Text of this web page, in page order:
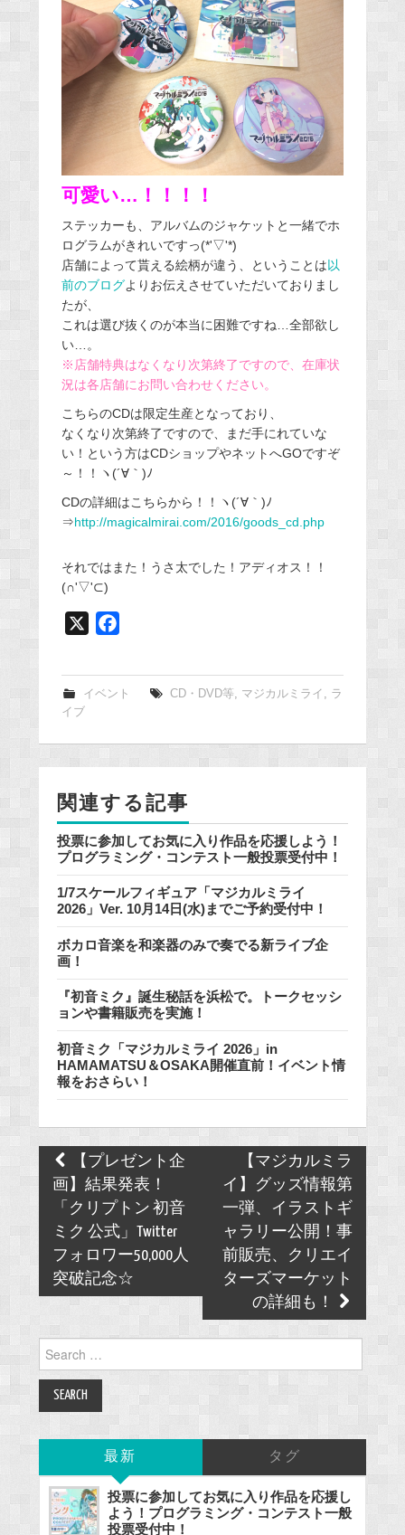
可愛い…！！！！
ステッカーも、アルバムのジャケットと一緒でホ
ログラムがきれいですっ(*'▽'*)
店舗によって貰える絵柄が違う、ということは以
前のブログよりお伝えさせていただいておりまし
たが、
これは選び抜くのが本当に困難ですね…全部欲し
い…。
※店舗特典はなくなり次第終了ですので、在庫状
況は各店舗にお問い合わせください。
こちらのCDは限定生産となっており、
なくなり次第終了ですので、まだ手にれていな
い！という方はCDショップやネットへGOですぞ
～！！ヽ(´∀｀)ﾉ
CDの詳細はこちらから！！ヽ(´∀｀)ﾉ
⇒http://magicalmirai.com/2016/goods_cd.php
それではまた！うさ太でした！アディオス！！
(∩'▽'⊂)
e
o
o
イベント CD・DVD等, マジカルミライ , ラ
イブ
関連する記事
投票に参加してお気に入り作品を応援しよう！
プログラミング・コンテスト一般投票受付中！
1/7スケールフィギュア「マジカルミライ
2026」Ver. 10月14日(水)までご予約受付中！
ボカロ音楽を和楽器のみで奏でる新ライブ企
画！
『初音ミク』誕生秘話を浜松で。トークセッシ
ョンや書籍販売を実施！
初音ミク「マジカルミライ 2026」in
HAMAMATSU＆OSAKA開催直前！イベント情
報をおさらい！
Post
navigation
【プレゼント企
画】結果発表！
「クリプトン 初音
ミク 公式」Twitter
フォロワー50,000人
突破記念☆
【マジカルミラ
イ】グッズ情報第
一弾、イラストギ
ャラリー公開！事
前販売、クリエイ
ターズマーケット
の詳細も！
Search
for:
最新 タグ
投票に参加してお気に入り作品を応援し
よう！プログラミング・コンテスト一般
投票受付中！